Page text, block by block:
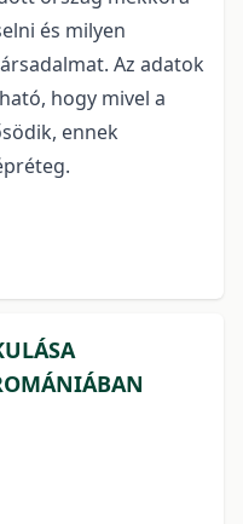
és milyen
Az adatok
hogy mivel a
ennek